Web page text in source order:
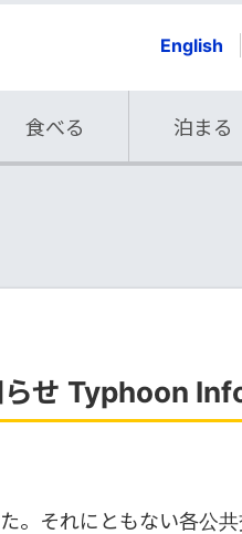
English
食べる 泊まる
らせ Typhoon
。それにともない各公